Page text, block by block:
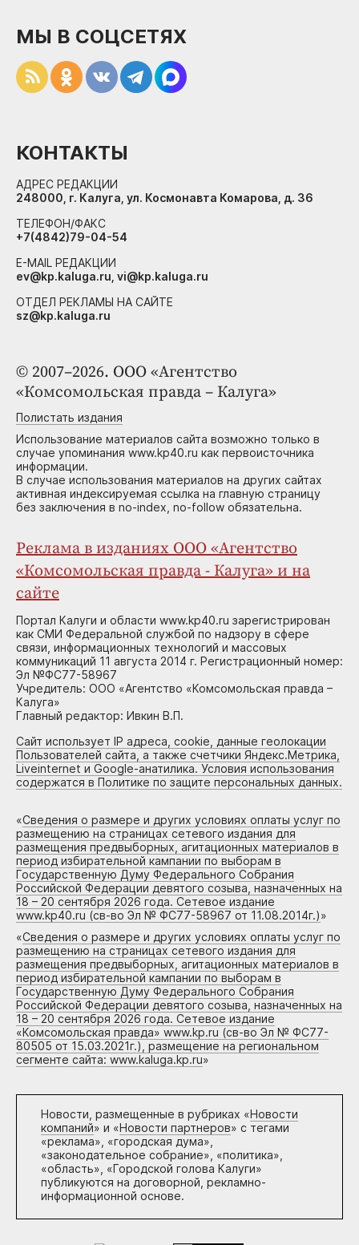
© 2007–2026. ООО «Агентство
«Комсомольская правда – Калуга»
Полистать издания
Использование материалов сайта возможно только в
случае упоминания www.kp40.ru как первоисточника
информации.
В случае использования материалов на других сайтах
активная индексируемая ссылка на главную страницу
без заключения в no-index, no-follow обязательна.
Реклама в изданиях ООО «Агентство
«Комсомольская правда - Калуга» и на
сайте
Портал Калуги и области www.kp40.ru зарегистрирован
как СМИ Федеральной службой по надзору в сфере
связи, информационных технологий и массовых
коммуникаций 11 августа 2014 г. Регистрационный номер:
Эл №ФС77-58967
Учредитель: ООО «Агентство «Комсомольская правда –
Калуга»
Главный редактор: Ивкин В.П.
Сайт использует IP адреса, cookie, данные геолокации
Пользователей сайта, а также счетчики Яндекс.Метрика,
Liveinternet и Google-анатилика. Условия использования
содержатся в Политике по защите персональных данных.
«Сведения о размере и других условиях оплаты услуг по
размещению на страницах сетевого издания для
размещения предвыборных, агитационных материалов в
период избирательной кампании по выборам в
Государственную Думу Федерального Собрания
Российской Федерации девятого созыва, назначенных на
18 – 20 сентября 2026 года. Сетевое издание
www.kp40.ru (св-во Эл № ФС77-58967 от 11.08.2014г.)»
«Сведения о размере и других условиях оплаты услуг по
размещению на страницах сетевого издания для
размещения предвыборных, агитационных материалов в
период избирательной кампании по выборам в
Государственную Думу Федерального Собрания
Российской Федерации девятого созыва, назначенных на
18 – 20 сентября 2026 года. Сетевое издание
«Комсомольская правда» www.kp.ru (св-во Эл № ФС77-
80505 от 15.03.2021г.), размещение на региональном
сегменте сайта: www.kaluga.kp.ru»
Новости, размещенные в рубриках «Новости
компаний» и «Новости партнеров» с тегами
«реклама», «городская дума»,
«законодательное собрание», «политика»,
«область», «Городской голова Калуги»
публикуются на договорной, рекламно-
информационной основе.
МЫ В СОЦСЕТЯХ
КОНТАКТЫ
АДРЕС РЕДАКЦИИ
248000, г. Калуга, ул. Космонавта Комарова, д. 36
ТЕЛЕФОН/ФАКС
+7(4842)79-04-54
E-MAIL РЕДАКЦИИ
ev@kp.kaluga.ru, vi@kp.kaluga.ru
ОТДЕЛ РЕКЛАМЫ НА САЙТЕ
sz@kp.kaluga.ru